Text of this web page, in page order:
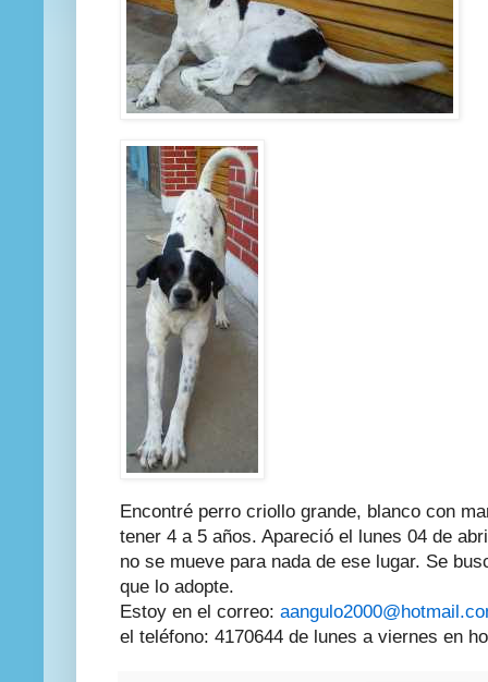
Encontré perro criollo grande, blanco con
tener 4 a 5 años. Apareció el lunes 04 de
no se mueve para nada de ese lugar. Se
que lo adopte.
Estoy en el correo:
el teléfono: 4170644 de lunes a viernes en